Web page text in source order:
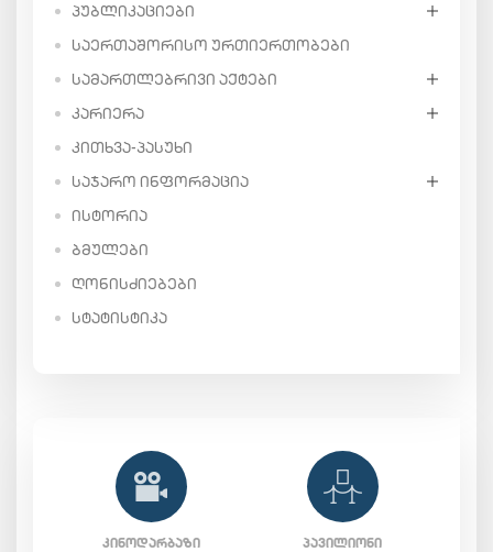
ᲞᲣᲑᲚᲘᲙᲐᲪᲘᲔᲑᲘ
ᲡᲐᲔᲠᲗᲐᲨᲝᲠᲘᲡᲝ ᲣᲠᲗᲘᲔᲠᲗᲝᲑᲔᲑᲘ
ᲡᲐᲛᲐᲠᲗᲚᲔᲑᲠᲘᲕᲘ ᲐᲥᲢᲔᲑᲘ
ᲙᲐᲠᲘᲔᲠᲐ
ᲙᲘᲗᲮᲕᲐ-ᲞᲐᲡᲣᲮᲘ
ᲡᲐᲯᲐᲠᲝ ᲘᲜᲤᲝᲠᲛᲐᲪᲘᲐ
ᲘᲡᲢᲝᲠᲘᲐ
ᲑᲛᲣᲚᲔᲑᲘ
ᲦᲝᲜᲘᲡᲫᲘᲔᲑᲔᲑᲘ
ᲡᲢᲐᲢᲘᲡᲢᲘᲙᲐ
ᲙᲘᲜᲝᲓᲐᲠᲑᲐᲖᲘ ᲞᲐᲕᲘᲚᲘᲝᲜᲘ